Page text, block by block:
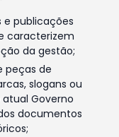
publicações
caracterizem
da gestão;
peças de
slogans ou
Governo
documentos